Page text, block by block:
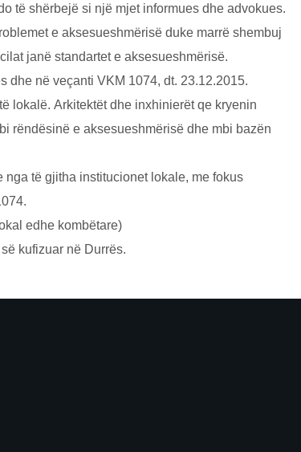
tё shёrbejё si njё mjet informues dhe advokues.
e aksesueshmёrisё duke marrё shembuj
janё standartet e aksesueshmёrisё.
nё veçanti VKM 1074, dt. 23.12.2015.
lokalё. Arkitektёt dhe inxhinierёt qe kryenin
rëndësinë e aksesueshmërisë dhe mbi bazën
tё gjitha institucionet lokale, me fokus
edhe kombёtare)
kufizuar nё Durrёs.